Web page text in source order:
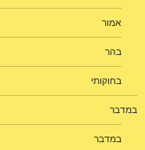
אמור
בהר
בחוקותי
במדבר
במדבר